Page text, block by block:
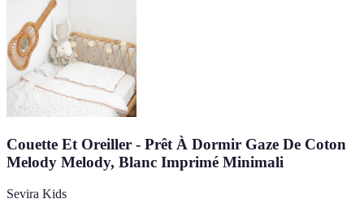
Couette Et Oreiller - Prêt À Dormir Gaze De Coton
Melody Melody, Blanc Imprimé Minimali
Sevira Kids